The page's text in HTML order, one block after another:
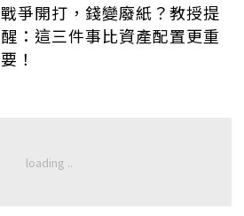
戰爭開打，錢變廢紙？教授提
醒：這三件事比資產配置更重
要！